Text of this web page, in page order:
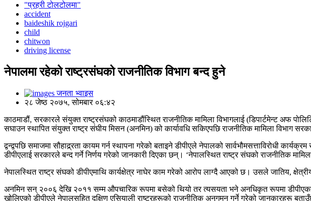
"प्रहरी टोलटोलमा"
accident
baideshik rojgari
child
chitwon
driving license
नेपालमा रहेको राष्ट्रसंघको राजनीतिक विभाग बन्द हुने
जनता भ्वाइस
२८ जेष्ठ २०७५, सोमबार ०६:४२
काठमाडौं, सरकारले संयुक्त राष्ट्रसंघको काठमाडौंस्थित राजनीतिक मामिला विभागलाई (डिपार्टमेन्ट अफ
सघाउन स्थापित संयुक्त राष्ट्र संघीय मिसन (अनमिन) को कार्यावधि सकिएपछि राजनीतिक मामिला विभाग
द्वन्द्वपछि समाजमा सौहाद्र्रता कायम गर्न स्थापना गरेको बताइने डीपीएले नेपालको सार्वभौमसत्ताविरोधी
डीपीएलाई सरकारले बन्द गर्ने निर्णय गरेको जानकारी दिएका छन्। ‘नेपालस्थित राष्ट्र संघको राजनीतिक
नेपालस्थित राष्ट्र संघको डीपीएमाथि कार्यक्षेत्र नाघेर काम गरेको आरोप लाग्दै आएको छ। उसले जातिय,
अनमिन सन् २००६ देखि २०११ सम्म औपचारिक रूपमा बसेको थियो तर त्यसयता भने अनधिकृत रूपमा डीपीएका
खोलिएको डीपीएले नेपालसहित दक्षिण एसियाली राष्ट्रहरूको राजनीतिक अनुगमन गर्ने गरेको जानकारहरू